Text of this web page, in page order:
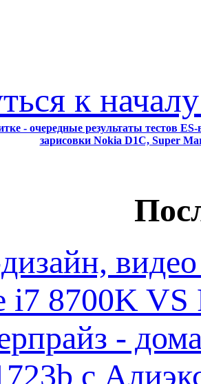
к
- очередные результаты тестов
зарисовки Nokia D1C, Super
i7 8700K VS
-
с